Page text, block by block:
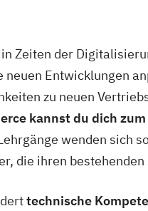
Zeiten der
neuen Entwicklungen
zu neuen
kannst du dich
wenden sich
die ihren
technische